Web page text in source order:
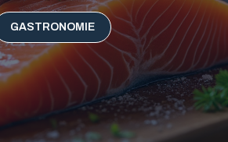
GASTRONOMIE